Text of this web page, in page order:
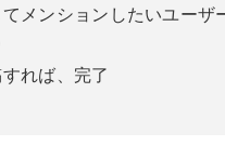
メンションしたいユーザ
れば、完了